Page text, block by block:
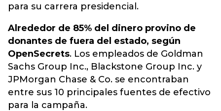
para su carrera presidencial.
Alrededor de 85% del dinero provino de
donantes de fuera del estado, según
OpenSecrets. Los empleados de Goldman
Sachs Group Inc., Blackstone Group Inc. y
JPMorgan Chase & Co. se encontraban
entre sus 10 principales fuentes de efectivo
para la campaña.